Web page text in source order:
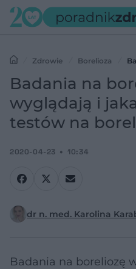
Zdrowie Borelioza
jaka jest cena testów na boreliozę
Badania na
wyglądają i
testów na
2020-04-23 10:34
dr n. med. Karolina
Badania na boreliozę